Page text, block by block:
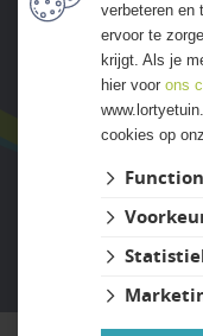
verbeteren en
ervoor te
krijgt. Als je
hier voor ons
cookies op